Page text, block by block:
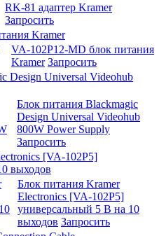
RK-81 адаптер Kramer
Запросить
Kramer
VA-102P12-MD блок питания
Kramer Запросить
Design Universal Videohub
Блок питания Blackmagic
Design Universal Videohub
800W Power Supply
Запросить
[VA-102P5]
выходов
Блок питания Kramer
Electronics [VA-102P5]
универсальный 5 В на 10
выходов Запросить